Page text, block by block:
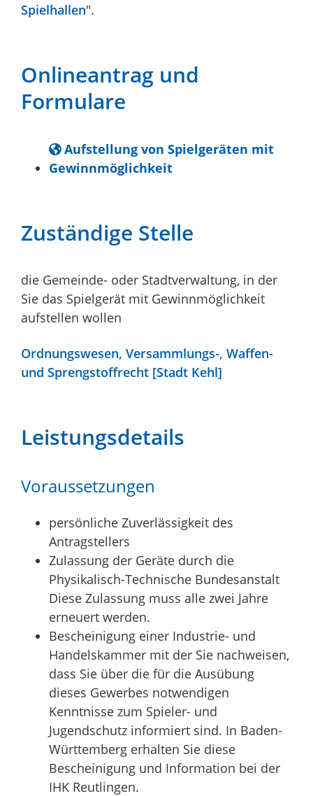
Spielhallen".
Onlineantrag und
Formulare
Aufstellung von Spielgeräten mit
Gewinnmöglichkeit
Zuständige Stelle
die Gemeinde- oder Stadtverwaltung, in der
Sie das Spielgerät mit Gewinnmöglichkeit
aufstellen wollen
Ordnungswesen, Versammlungs-, Waffen-
und Sprengstoffrecht [Stadt Kehl]
Leistungsdetails
Voraussetzungen
persönliche Zuverlässigkeit des
Antragstellers
Zulassung der Geräte durch die
Physikalisch-Technische Bundesanstalt
Diese Zulassung muss alle zwei Jahre
erneuert werden.
Bescheinigung einer Industrie- und
Handelskammer mit der Sie nachweisen,
dass Sie über die für die Ausübung
dieses Gewerbes notwendigen
Kenntnisse zum Spieler- und
Jugendschutz informiert sind. In Baden-
Württemberg erhalten Sie diese
Bescheinigung und Information bei der
IHK Reutlingen.